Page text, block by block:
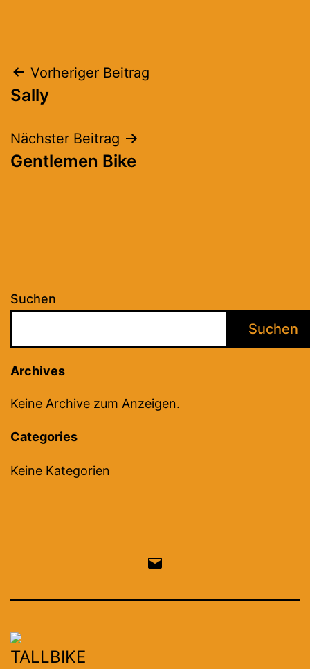
Beitragsnavigation
Vorheriger Beitrag
Sally
Nächster Beitrag
Gentlemen Bike
Suchen
Suchen
Archives
Keine Archive zum Anzeigen.
Categories
Keine Kategorien